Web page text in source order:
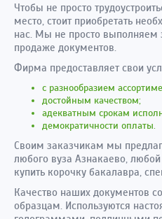
Чтобы не просто
место, стоит приобретать
нас. Мы не просто выполняем
продаже документов.
Фирма предоставляет свои
с разнообразием
достойным качеством;
адекватным срокам
демократичности оплаты.
Своим заказчикам мы
любого вуза Азнакаево,
купить корочку бакалавра,
Качество наших документов
образцам. Используются